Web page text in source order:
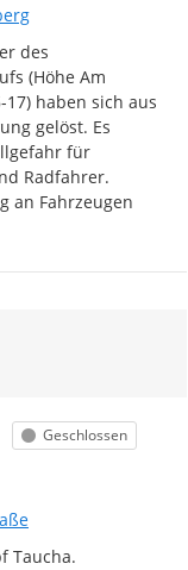
des
(Höhe Am
17) haben sich aus
gelöst. Es
für
Radfahrer.
an Fahrzeugen
Status
Geschlossen
Taucha.